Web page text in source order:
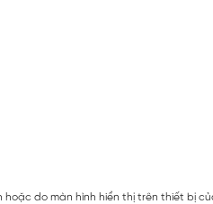
hoặc do màn hình hiển thị trên thiết bị